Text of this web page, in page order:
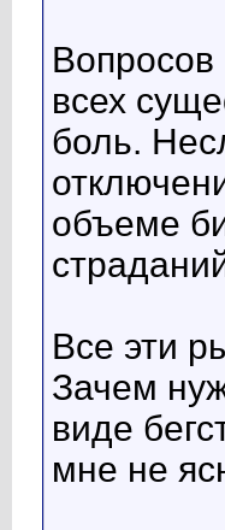
всех
боль.
объеме
Все эти
Зачем
виде
мне не